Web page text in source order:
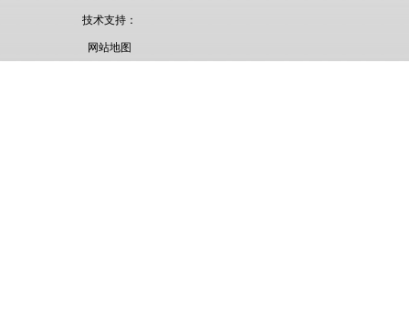
技术支持：
网站地图